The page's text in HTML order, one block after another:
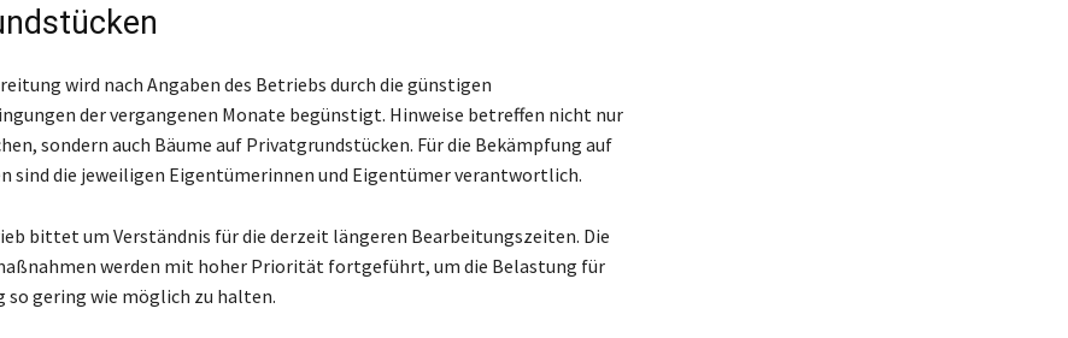
wird nach Angaben des Betriebs durch die günstigen
der vergangenen Monate begünstigt. Hinweise betreffen nicht nur
sondern auch Bäume auf Privatgrundstücken. Für die Bekämpfung auf
sind die jeweiligen Eigentümerinnen und Eigentümer verantwortlich.
bittet um Verständnis für die derzeit längeren Bearbeitungszeiten. Die
werden mit hoher Priorität fortgeführt, um die Belastung für
so gering wie möglich zu halten.